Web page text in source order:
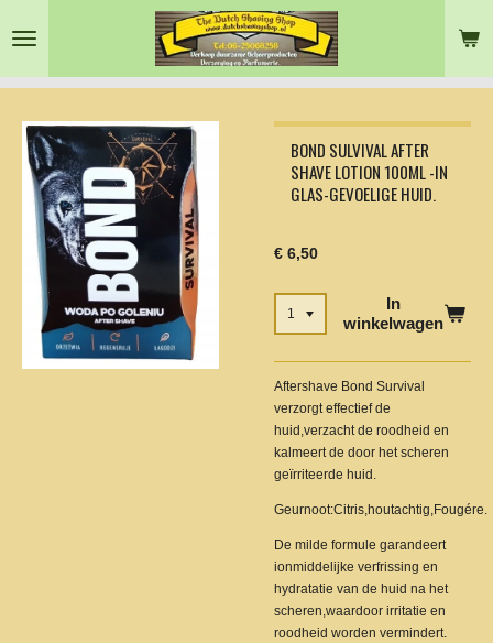
direct
de
BOND SULVIVAL AFTER
SHAVE LOTION 100ML -IN
GLAS-GEVOELIGE HUID.
€ 6,50
In
winkelwagen
Aftershave Bond Survival
verzorgt effectief de
huid,verzacht de roodheid en
kalmeert de door het scheren
geïrriteerde huid.
Geurnoot:Citris,houtachtig,Fougére.
De milde formule garandeert
ionmiddelijke verfrissing en
hydratatie van de huid na het
scheren,waardoor irritatie en
roodheid worden vermindert.